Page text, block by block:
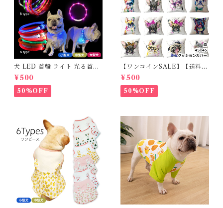
犬 LED 首輪 ライト 光る首輪
USB充電 生活防水 長さ調整可
能 首輪 犬用 ペット カラー ペ
ット用品 軽量 ドッグ用品 フレ
ンチブルドック 大型犬 中型犬
¥500
50%OFF
【ワンコインSALE】【送料無
料】KM503G クッションカバ
ー フレンチブルドッグ クリー
ム フレブル
¥500
50%OFF